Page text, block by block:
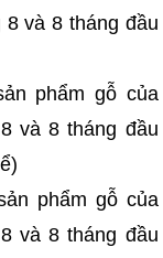
8 và 8 tháng đầu
phẩm gỗ của
và 8 tháng đầu
phẩm gỗ của
và 8 tháng đầu